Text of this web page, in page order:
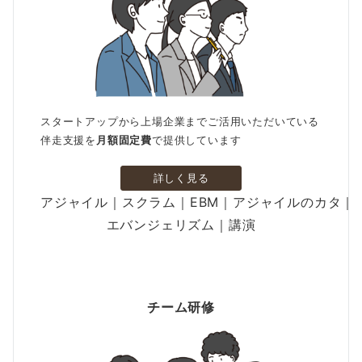
スタートアップから上場企業までご活用いただいている
伴走支援を 月額固定費で提供しています
詳しく見る
アジャイル｜スクラム｜EBM｜アジャイルのカタ｜
エバンジェリズム｜講演
チーム研修